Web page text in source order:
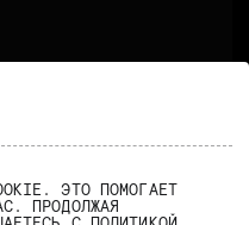
ЭТО ПОМОГАЕТ
ПРОДОЛЖАЯ